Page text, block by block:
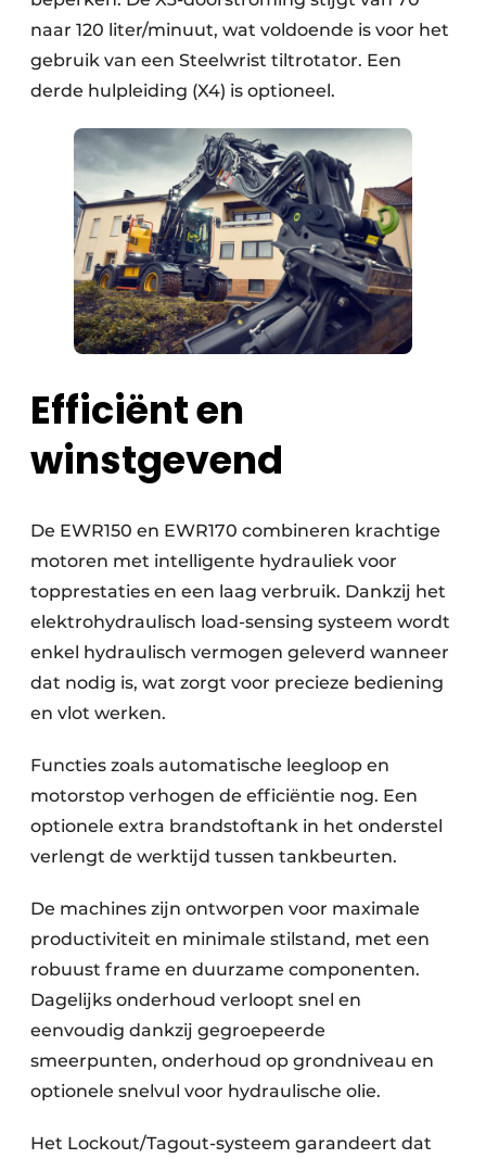
naar 120 liter/minuut, wat voldoende is voor het
gebruik van een Steelwrist tiltrotator. Een
derde hulpleiding (X4) is optioneel.
Efficiënt en
winstgevend
De EWR150 en EWR170 combineren krachtige
motoren met intelligente hydrauliek voor
topprestaties en een laag verbruik. Dankzij het
elektrohydraulisch load-sensing systeem wordt
enkel hydraulisch vermogen geleverd wanneer
dat nodig is, wat zorgt voor precieze bediening
en vlot werken.
Functies zoals automatische leegloop en
motorstop verhogen de efficiëntie nog. Een
optionele extra brandstoftank in het onderstel
verlengt de werktijd tussen tankbeurten.
De machines zijn ontworpen voor maximale
productiviteit en minimale stilstand, met een
robuust frame en duurzame componenten.
Dagelijks onderhoud verloopt snel en
eenvoudig dankzij gegroepeerde
smeerpunten, onderhoud op grondniveau en
optionele snelvul voor hydraulische olie.
Het Lockout/Tagout-systeem garandeert dat